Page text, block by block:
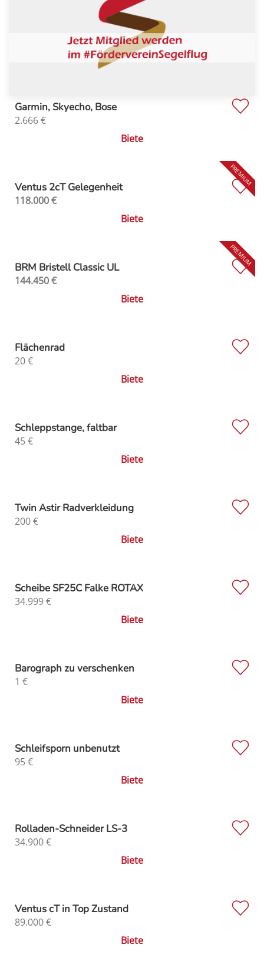
Garmin, Skyecho, Bose
2.666€
Biete
Ventus 2cT Gelegenheit
118.000€
Biete
BRM Bristell Classic UL
144.450€
Biete
Flächenrad
20€
Biete
Schleppstange, faltbar
45€
Biete
Twin Astir Radverkleidung
200€
Biete
Scheibe SF25C Falke ROTAX
34.999€
Biete
Barograph zu verschenken
1 €
Biete
Schleifsporn unbenutzt
95€
Biete
Rolladen-Schneider LS-3
34.900€
Biete
Ventus cT in Top Zustand
89.000€
Biete